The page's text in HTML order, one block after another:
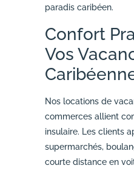
paradis caribéen.
Confort
Vos
Nos locations de
commerces allient
insulaire. Les clients
supermarchés,
courte distance en